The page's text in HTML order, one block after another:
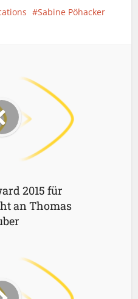
Sabine Pöhacker
2015 für
an Thomas